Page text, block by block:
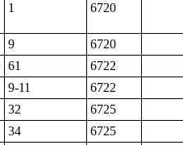
1 6720
9
6720
61
6722
9-11
6722
32
6725
34
6725